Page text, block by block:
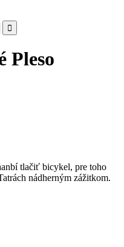
Pleso
tlačiť bicykel, pre toho
nádherným zážitkom.